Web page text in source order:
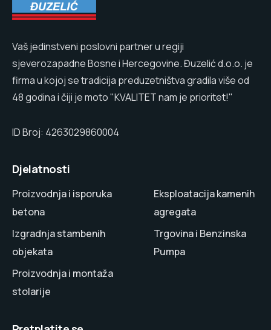
Vaš jedinstveni poslovni partner u regiji
sjeverozapadne Bosne i Hercegovine. Đuzelić d.o.o. je
firma u kojoj se tradicija preduzetništva gradila više od
48 godina i čiji je moto "KVALITET nam je prioritet!"
ID Broj: 4263029860004
Djelatnosti
Proizvodnja i isporuka
betona
Izgradnja stambenih
objekata
Proizvodnja i montaža
stolarije
Eksploatacija kamenih
agregata
Trgovina i Benzinska
Pumpa